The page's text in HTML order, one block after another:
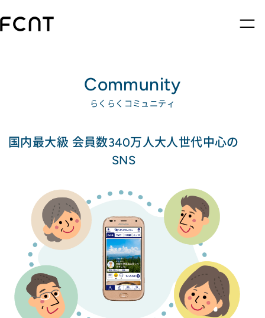
Community
らくらくコミュニティ
国内最大級 会員数340万人大人世代中心の
SNS